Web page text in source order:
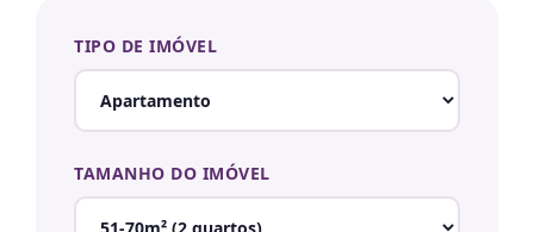
TIPO DE IMÓVEL
TAMANHO DO IMÓVEL